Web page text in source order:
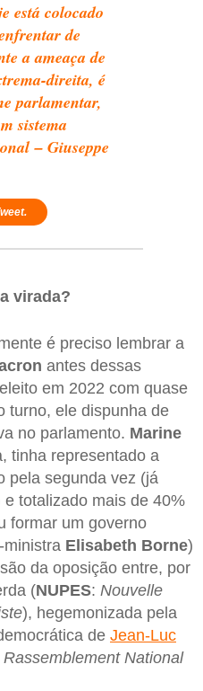
está colocado
de
a ameaça de
direita, é
parlamentar,
sistema
– Giuseppe
virada?
é preciso lembrar a
antes dessas
em 2022 com quase
turno, ele dispunha de
no parlamento. Marine
tinha representado a
pela segunda vez (já
totalizado mais de 40%
formar um governo
ministra Elisabeth Borne)
da oposição entre, por
(NUPES: Nouvelle
), hegemonizada pela
de Jean-Luc
Rassemblement National